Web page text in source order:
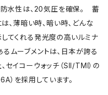
防水性は、20気圧を確保。 蓄
は、薄暗い時、暗い時、どんな
てくれる発光度の高いルミナ
ムーブメントは、日本が誇る
セイコーウォッチ（SII/TMI）の
）を採用しています。